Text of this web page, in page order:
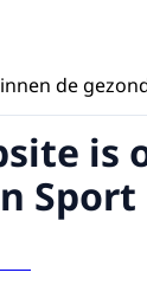
de
is
Sport